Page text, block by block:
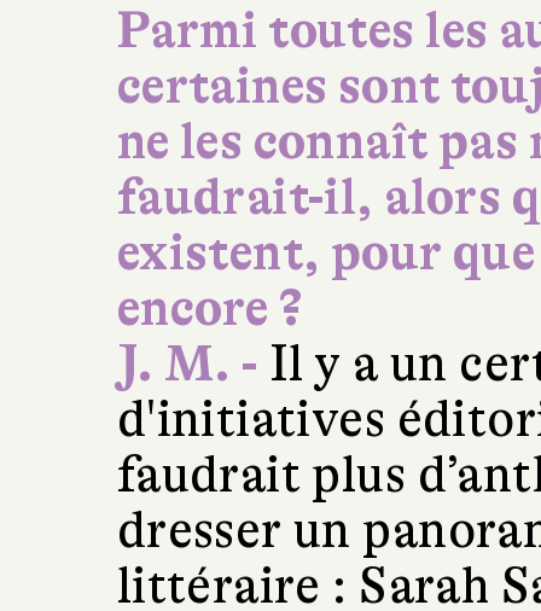
Parmi toutes les
certaines sont
ne les connaît pas
faudrait-il, alors
existent, pour
encore ?
J. M. - Il y a un
d'initiatives
faudrait plus
dresser un
littéraire : Sarah